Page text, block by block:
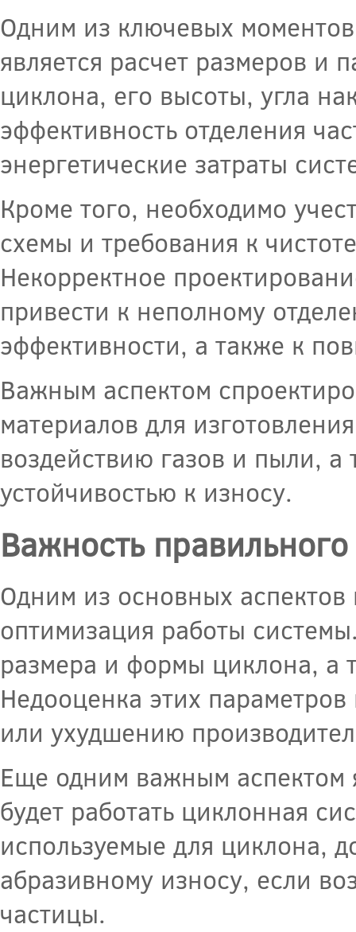
Одним из ключевых
является расчет размеров и
циклона, его высоты, угла
эффективность отделения
энергетические затраты
Кроме того, необходимо
схемы и требования к
Некорректное
привести к неполному
эффективности, а также к
Важным аспектом
материалов для
воздействию газов и пыли, а
устойчивостью к износу.
Важность
Одним из основных аспектов
оптимизация работы
размера и формы циклона, а
Недооценка этих
или ухудшению
Еще одним важным аспектом
будет работать циклонная
используемые для циклона,
абразивному износу, если
частицы.